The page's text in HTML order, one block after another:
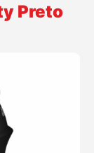
Preto